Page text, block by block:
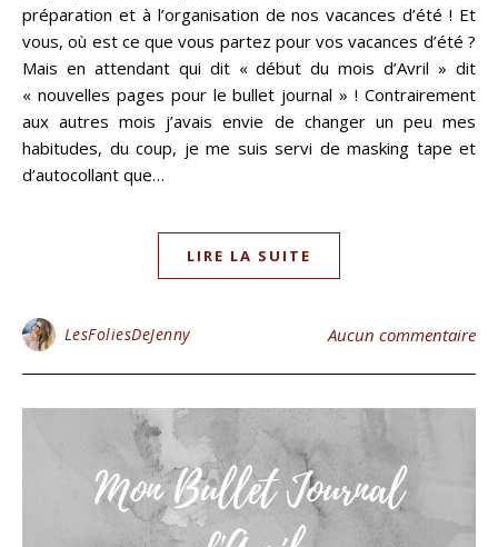
préparation et à l’organisation de nos vacances d’été ! Et
vous, où est ce que vous partez pour vos vacances d’été ?
Mais en attendant qui dit « début du mois d’Avril » dit
« nouvelles pages pour le bullet journal » ! Contrairement
aux autres mois j’avais envie de changer un peu mes
habitudes, du coup, je me suis servi de masking tape et
d’autocollant que…
LIRE LA SUITE
LesFoliesDeJenny Aucun commentaire